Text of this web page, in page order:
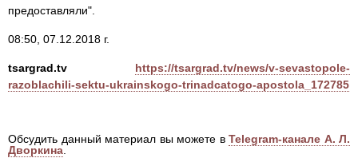
предоставляли".
08:50, 07.12.2018 г.
tsargrad.tv
https://tsargrad.tv/news/v-sevastopole-
razoblachili-sektu-ukrainskogo-trinadcatogo-apostola_172785
Обсудить данный материал вы можете в Telegram-канале А. Л.
Дворкина.